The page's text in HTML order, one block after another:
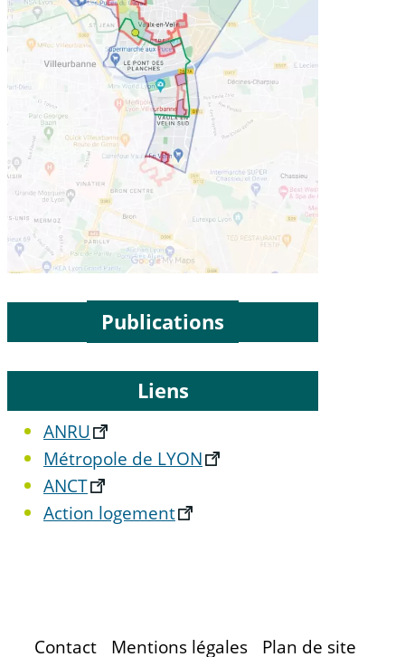
Publications
Liens
ANRU
Métropole de LYON
ANCT
Action logement
Contact Mentions légales Plan de site